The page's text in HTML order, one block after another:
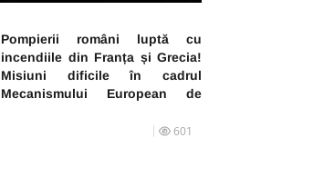
Pompierii români luptă cu
incendiile din Franța și Grecia!
Misiuni dificile în cadrul
Mecanismului European de
601